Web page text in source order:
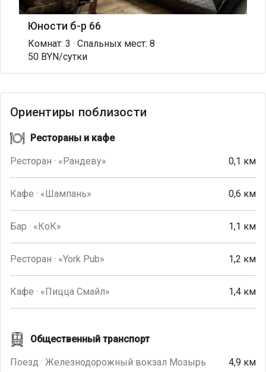
Юности б-р 66
Комнат: 3 · Спальных мест: 8
50 BYN/сутки
Ориентиры поблизости
Рестораны и кафе
Ресторан · «Рандеву» 0,1 км
Кафе · «Шампань» 0,6 км
Бар · «КоК» 1,1 км
Ресторан · «York Pub» 1,2 км
Кафе · «Пицца Смайл» 1,4 км
Общественный транспорт
Поезд · Железнодорожный вокзал Мозырь 4,9 км